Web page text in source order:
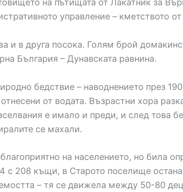
на пътищата от Лакатник за
управление – кметството
и в друга посока. Голям брой
България – Дунавската равнина.
бедствие – наводнението през
от водата. Възрастни хора
е имало и преди, и след това
се махали.
на населението, но била
с 208 къщи, в Старото поселище
– тя се движела между 50-80